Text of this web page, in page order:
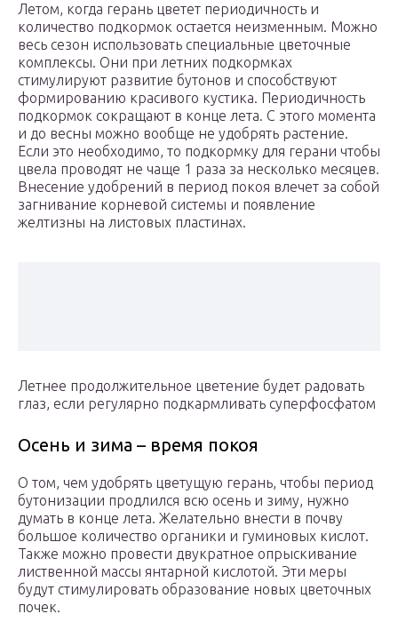
Летом, когда герань цветет периодичность и
количество подкормок остается неизменным. Можно
весь сезон использовать специальные цветочные
комплексы. Они при летних подкормках
стимулируют развитие бутонов и способствуют
формированию красивого кустика. Периодичность
подкормок сокращают в конце лета. С этого момента
и до весны можно вообще не удобрять растение.
Если это необходимо, то подкормку для герани чтобы
цвела проводят не чаще 1 раза за несколько месяцев.
Внесение удобрений в период покоя влечет за собой
загнивание корневой системы и появление
желтизны на листовых пластинах.
Летнее продолжительное цветение будет радовать
глаз, если регулярно подкармливать суперфосфатом
Осень и зима – время покоя
О том, чем удобрять цветущую герань, чтобы период
бутонизации продлился всю осень и зиму, нужно
думать в конце лета. Желательно внести в почву
большое количество органики и гуминовых кислот.
Также можно провести двукратное опрыскивание
лиственной массы янтарной кислотой. Эти меры
будут стимулировать образование новых цветочных
почек.